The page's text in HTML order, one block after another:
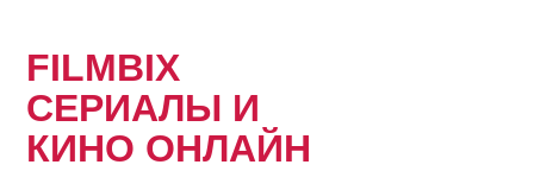
FILMBIX
СЕРИАЛЫ И
КИНО ОНЛАЙН